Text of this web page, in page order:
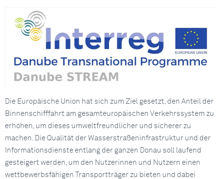
Die Europäische Union hat sich zum Ziel gesetzt, den Anteil der
Binnenschifffahrt am gesamteuropäischen Verkehrssystem zu
erhöhen, um dieses umweltfreundlicher und sicherer zu
machen. Die Qualität der Wasserstraßeninfrastruktur und der
Informationsdienste entlang der ganzen Donau soll laufend
gesteigert werden, um den Nutzerinnen und Nutzern einen
wettbewerbsfähigen Transportträger zu bieten und dabei